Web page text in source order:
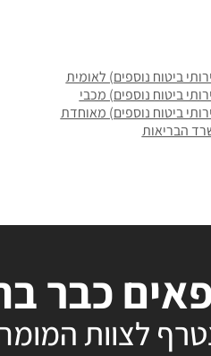
ביטוח נוספים) לאומית
ביטוח נוספים) מכבי
ביטוח נוספים) מאוחדת
הבריאות
כבר
לצוות